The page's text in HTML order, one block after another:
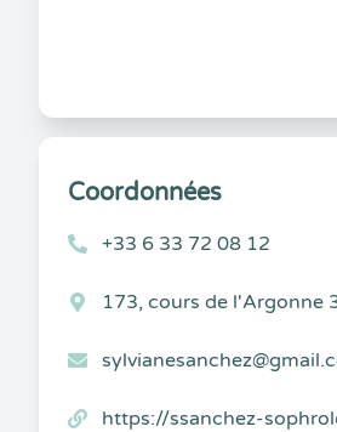
Coordonnées
+33 6 33 72 08 12
173, cours de l'Argonne
https://ssanchez-